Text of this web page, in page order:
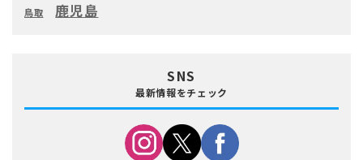
鳥取 鹿児島
SNS
最新情報をチェック